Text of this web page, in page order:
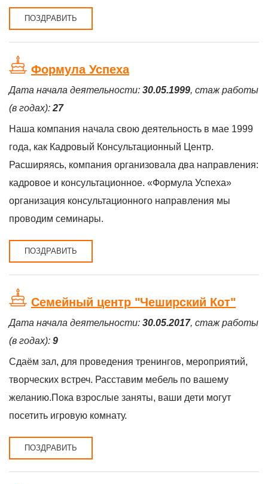
ПОЗДРАВИТЬ
Формула Успеха
Дата начала деятельности: 30.05.1999, стаж работы
(в годах): 27
Наша компания начала свою деятельность в мае 1999
года, как Кадровый Консультационный Центр.
Расширяясь, компания организовала два направления:
кадровое и консультационное. «Формула Успеха»
организация консультационного направления мы
проводим семинары.
ПОЗДРАВИТЬ
Семейный центр "Чеширский Кот"
Дата начала деятельности: 30.05.2017, стаж работы
(в годах): 9
Сдаём зал, для проведения тренингов, мероприятий,
творческих встреч. Расставим мебель по вашему
желанию.Пока взрослые заняты, ваши дети могут
посетить игровую комнату.
ПОЗДРАВИТЬ